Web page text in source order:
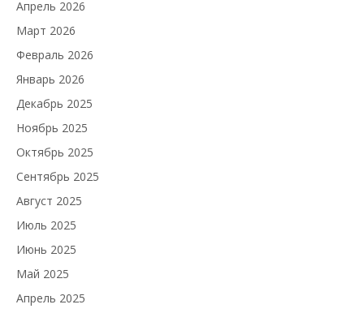
Апрель 2026
Март 2026
Февраль 2026
Январь 2026
Декабрь 2025
Ноябрь 2025
Октябрь 2025
Сентябрь 2025
Август 2025
Июль 2025
Июнь 2025
Май 2025
Апрель 2025